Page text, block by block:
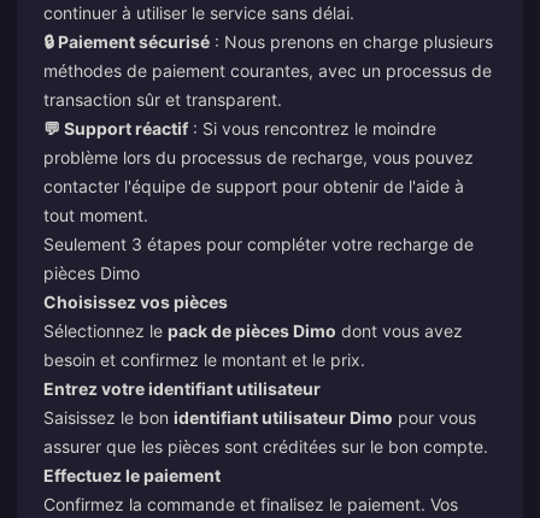
continuer à utiliser le service sans délai.
🔒 Paiement sécurisé : Nous prenons en charge plusieurs
méthodes de paiement courantes, avec un processus de
transaction sûr et transparent.
💬 Support réactif : Si vous rencontrez le moindre
problème lors du processus de recharge, vous pouvez
contacter l'équipe de support pour obtenir de l'aide à
tout moment.
Seulement 3 étapes pour compléter votre recharge de
pièces Dimo
Choisissez vos pièces
Sélectionnez le pack de pièces Dimo dont vous avez
besoin et confirmez le montant et le prix.
Entrez votre identifiant utilisateur
Saisissez le bon identifiant utilisateur Dimo pour vous
assurer que les pièces sont créditées sur le bon compte.
Effectuez le paiement
Confirmez la commande et finalisez le paiement. Vos